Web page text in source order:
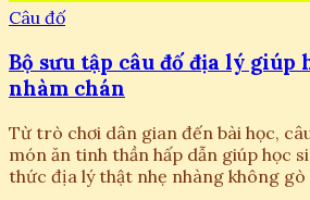
Câu đố
Bộ sưu tập câu đố địa lý giúp
nhàm chán
Từ trò chơi dân gian đến bài học,
món ăn tinh thần hấp dẫn giúp học
thức địa lý thật nhẹ nhàng không gò